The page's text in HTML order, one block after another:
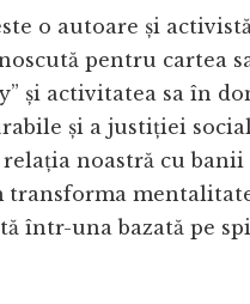
o autoare și
pentru cartea
și activitatea sa în
și a justiției
relația noastră cu
transforma
într-una bazată pe